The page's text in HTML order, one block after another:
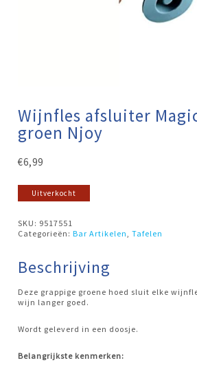
Wijnfles afsluiter
groen Njoy
€6,99
Uitverkocht
SKU: 9517551
Categorieën:Bar Artikelen ,Tafelen
Beschrijving
Deze grappige groene hoed sluit elke
wijn langer goed.
Wordt geleverd in een doosje.
Belangrijkste kenmerken: